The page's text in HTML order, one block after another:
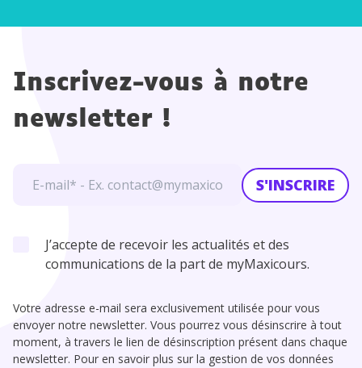
Inscrivez-vous à notre
newsletter !
S'INSCRIRE
J’accepte de recevoir les actualités et des
communications de la part de myMaxicours.
Votre adresse e-mail sera exclusivement utilisée pour vous
envoyer notre newsletter. Vous pourrez vous désinscrire à tout
moment, à travers le lien de désinscription présent dans chaque
newsletter. Pour en savoir plus sur la gestion de vos données